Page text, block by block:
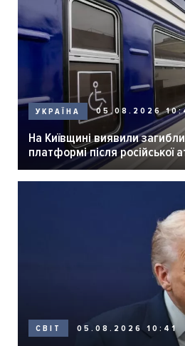
УКРАЇНА 05.08.2026
На Київщині виявили
платформі після російської
СВІТ 05.08.2026 10:41